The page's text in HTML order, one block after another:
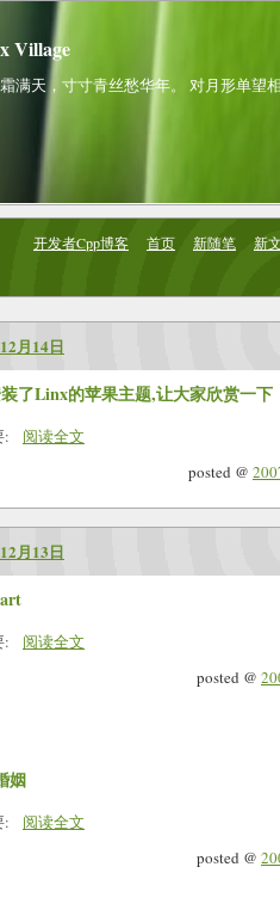
Village
满天，寸寸青丝愁华年。 对月形单望
开发者Cpp博客 首页 新随笔 新
月14日
了Linx的苹果主题,让大家欣赏一下
: 阅读全文
posted @
月13日
: 阅读全文
posted @
姻
: 阅读全文
posted @